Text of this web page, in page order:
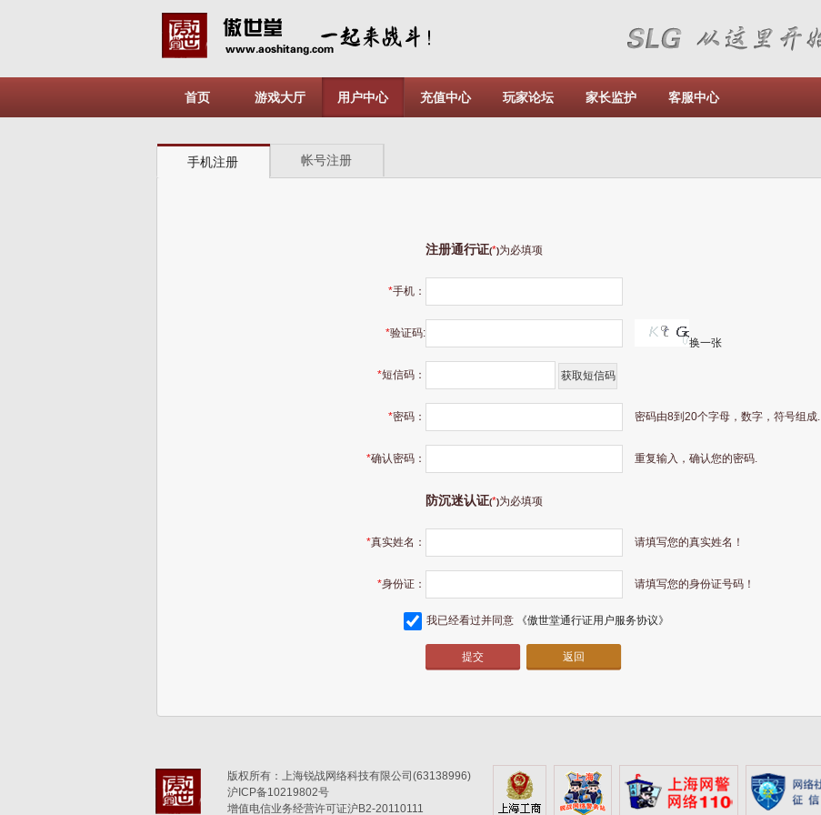
首页 游戏大厅 用户中心 充值中心 玩家论坛 家长监护 客服中心
手机注册 帐号注册
注册通行证(*)为必填项
*手机：
*验证码:
换一张
*短信码：
*密码： 密码由8到20个字母，数字，符号组成.
*确认密码： 重复输入，确认您的密码.
防沉迷认证(*)为必填项
*真实姓名： 请填写您的真实姓名！
*身份证： 请填写您的身份证号码！
我已经看过并同意 《傲世堂通行证用户服务协议》
返回
版权所有：上海锐战网络科技有限公司(63138996)
沪ICP备10219802号
增值电信业务经营许可证沪B2-20110111